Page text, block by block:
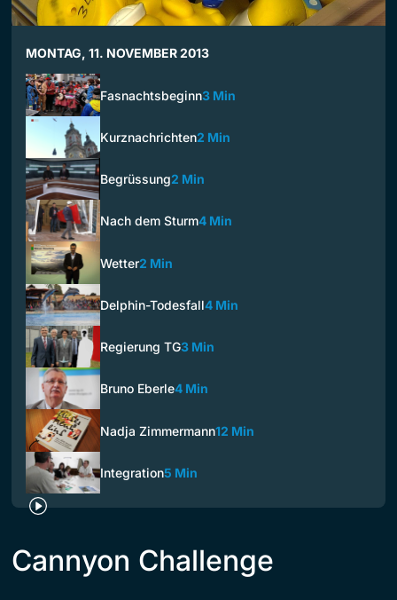
MONTAG, 11. NOVEMBER 2013
Fasnachtsbeginn3 Min
Kurznachrichten2 Min
Begrüssung2 Min
Nach dem Sturm4 Min
Wetter2 Min
Delphin-Todesfall4 Min
Regierung TG3 Min
Bruno Eberle4 Min
Nadja Zimmermann12 Min
Integration5 Min
Cannyon Challenge